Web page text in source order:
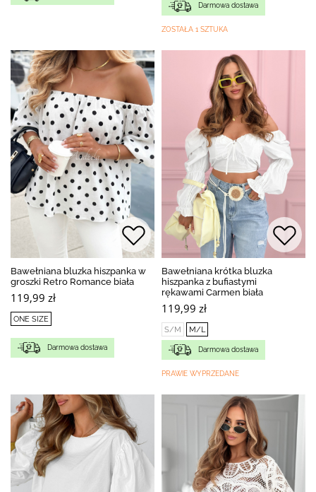
Darmowa dostawa
ZOSTAŁA 1 SZTUKA
Bawełniana bluzka hiszpanka w
groszki Retro Romance biała
119,99 zł
ONE SIZE
Darmowa dostawa
Bawełniana krótka bluzka
hiszpanka z bufiastymi
rękawami Carmen biała
119,99 zł
S/M M/L
Darmowa dostawa
PRAWIE WYPRZEDANE